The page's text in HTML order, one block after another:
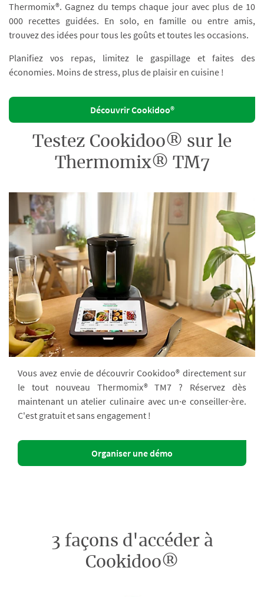
Thermomix®. Gagnez du temps chaque jour avec plus de 10
000 recettes guidées. En solo, en famille ou entre amis,
trouvez des idées pour tous les goûts et toutes les occasions.
Planifiez vos repas, limitez le gaspillage et faites des
économies. Moins de stress, plus de plaisir en cuisine !
Découvrir Cookidoo®
Testez Cookidoo® sur le
Thermomix® TM7
Vous avez envie de découvrir Cookidoo® directement sur
le tout nouveau Thermomix® TM7 ? Réservez dès
maintenant un atelier culinaire avec un·e conseiller·ère.
C'est gratuit et sans engagement !
Organiser une démo
3 façons d'accéder à
Cookidoo®